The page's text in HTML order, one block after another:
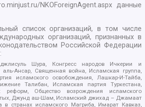
NKOForeignAgent.aspxданные
список организаций, в том числе
организаций, признанных в
Российской Федерации
Шура, Конгресс народов Ичкерии и
аль-Ансар, Священная война, Исламская группа,
исламского освобождения, Лашкар-И-Тайба,
Талибан, Исламская партия Туркестана,
реформ, Общество возрождения исламского
Джунд аш-Шам, Исламский джихад – Джамаат
в странах исламского Магриба, Имарат Кавказ,